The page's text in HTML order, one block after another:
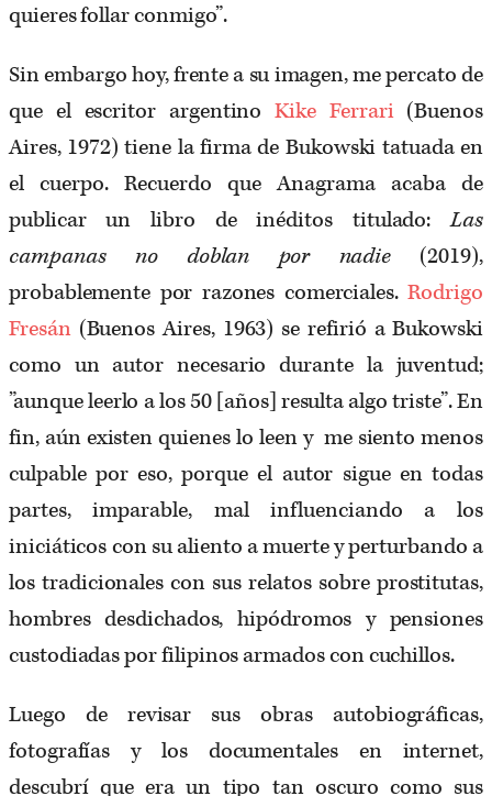
quieres follar conmigo”.
Sin embargo hoy, frente a su imagen, me percato de
que el escritor argentinoKike Ferrari(Buenos
Aires, 1972) tiene la firma de Bukowski tatuada en
el cuerpo. Recuerdo que Anagrama acaba de
publicar un libro de inéditos titulado:Las
campanas no doblan por nadie (2019),
probablemente por razones comerciales.Rodrigo
Fresán(Buenos Aires, 1963) se refirió a Bukowski
como un autor necesario durante la juventud;
”aunque leerlo a los 50 [años] resulta algo triste”. En
fin, aún existen quienes lo leen y me siento menos
culpable por eso, porque el autor sigue en todas
partes, imparable, mal influenciando a los
iniciáticos con su aliento a muerte y perturbando a
los tradicionales con sus relatos sobre prostitutas,
hombres desdichados, hipódromos y pensiones
custodiadas por filipinos armados con cuchillos.
Luego de revisar sus obras autobiográficas,
fotografías y los documentales en internet,
descubrí que era un tipo tan oscuro como sus